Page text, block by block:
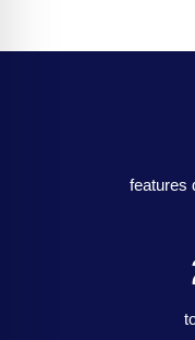
features